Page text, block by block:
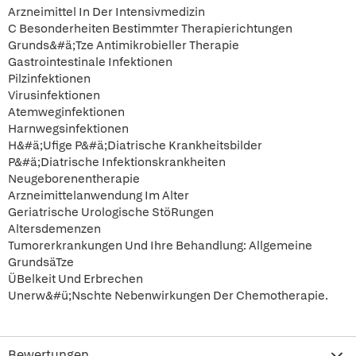
Arzneimittel In Der Intensivmedizin
C Besonderheiten Bestimmter Therapierichtungen
Grunds&#ä;Tze Antimikrobieller Therapie
Gastrointestinale Infektionen
Pilzinfektionen
Virusinfektionen
Atemweginfektionen
Harnwegsinfektionen
H&#ä;Ufige P&#ä;Diatrische Krankheitsbilder
P&#ä;Diatrische Infektionskrankheiten
Neugeborenentherapie
Arzneimittelanwendung Im Alter
Geriatrische Urologische StöRungen
Altersdemenzen
Tumorerkrankungen Und Ihre Behandlung: Allgemeine
GrundsäTze
ÜBelkeit Und Erbrechen
Unerw&#ü;Nschte Nebenwirkungen Der Chemotherapie.